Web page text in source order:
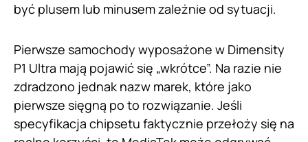
być plusem lub minusem zależnie od sytuacji.
Pierwsze samochody wyposażone w Dimensity
P1 Ultra mają pojawić się „wkrótce”. Na razie nie
zdradzono jednak nazw marek, które jako
pierwsze sięgną po to rozwiązanie. Jeśli
specyfikacja chipsetu faktycznie przełoży się na